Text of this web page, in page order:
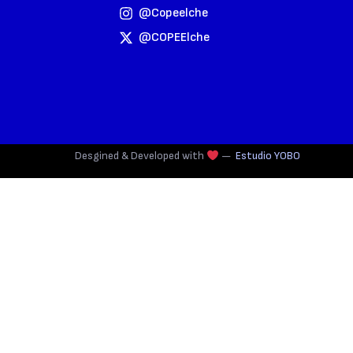
@copeelche
@COPEElche
Desgined & Developed with — Estudio YOBO